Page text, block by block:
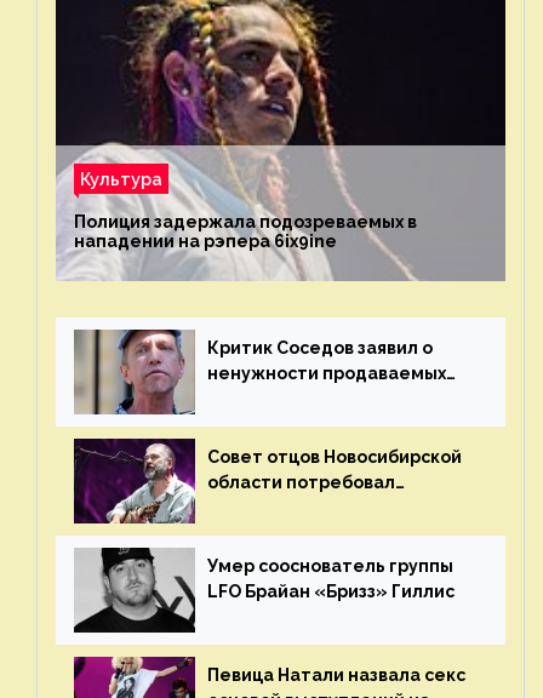
Культура
Полиция задержала подозреваемых в
нападении на рэпера 6ix9ine
Критик Соседов заявил о
ненужности продаваемых
Совет отцов Новосибирской
области потребовал
«Сплин»
Умер сооснователь группы
LFO Брайан «Бризз» Гиллис
Певица Натали назвала секс